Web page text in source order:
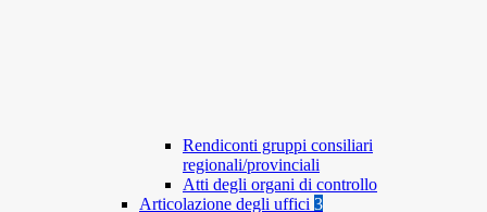
Rendiconti gruppi consiliari
regionali/provinciali
Atti degli organi di controllo
Articolazione degli uffici 3